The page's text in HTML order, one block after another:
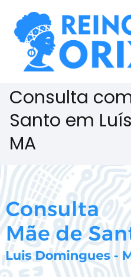
Consulta
Santo em
MA